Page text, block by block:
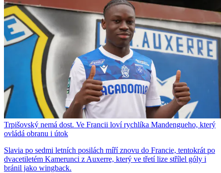
Trpišovský nemá dost. Ve Francii loví rychlíka Mandengueho, který
ovládá obranu i útok
Slavia po sedmi letních posilách míří znovu do Francie, tentokrát po
dvacetiletém Kamerunci z Auxerre, který ve třetí lize střílel góly i
bránil jako wingback.